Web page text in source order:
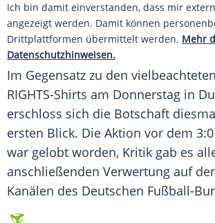
Ich bin damit einverstanden, dass mir
angezeigt werden. Damit können
Drittplattformen übermittelt werden. Mehr
Datenschutzhinweisen.
Im Gegensatz zu den
RIGHTS-Shirts am Donnerstag in
erschloss sich die Botschaft
ersten Blick. Die Aktion vor dem
war gelobt worden, Kritik gab es
anschließenden Verwertung auf
Kanälen des Deutschen Fußball-